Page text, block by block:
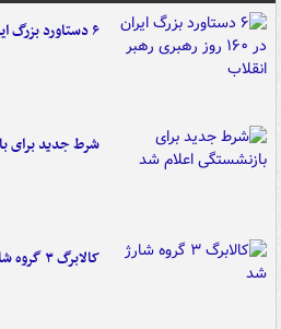
۶ دستاورد بزرگ ایران در ۱۶۰ روز رهبری رهبر انقلاب
شرط جدید برای
کالابرگ ۳ گروه شارژ شد